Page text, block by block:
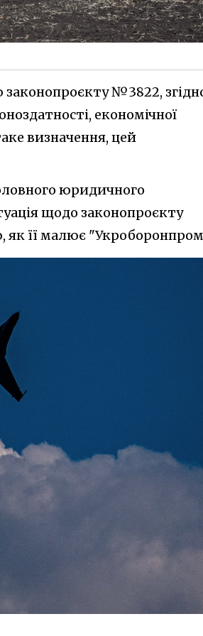
законопроєкту №3822,
економічної
визначення, цей
юридичного
щодо законопроєкту
її малює